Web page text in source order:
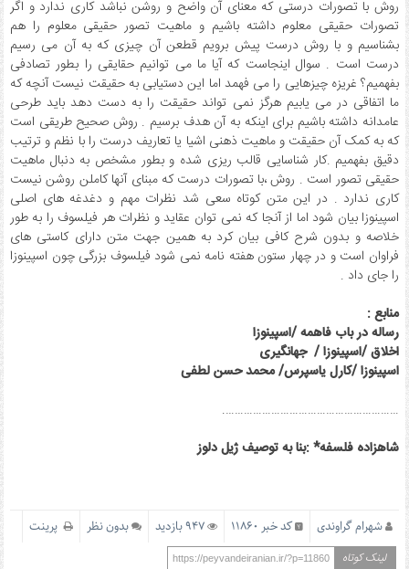
روش با تصورات درستی که معنای آن واضح و روشن نباشد کاری ندارد و اگر
تصورات حقیقی معلوم داشته باشیم و ماهیت تصور حقیقی معلوم را هم
بشناسیم و با روش درست پیش برویم قطعن آن چیزی که به آن می رسیم
درست است . سوال اینجاست که آیا ما می توانیم حقایقی را بطور تصادفی
بفهمیم؟ غریزه چیزهایی را می فهمد اما این دستیابی به حقیقت نیست آنچه که
ما اتفاقی در می یابیم هرگز نمی تواند حقیقت را به دست دهد باید طرحی
عامدانه داشته باشیم برای اینکه به آن هدف برسیم . روش صحیح طریقی است
که به کمک آن حقیقت و ماهیت ذهنی اشیا یا تعاریف درست را با نظم و ترتیب
دقیق بفهمیم .کار شناسایی قالب ریزی شده و بطور مشخص به دنبال ماهیت
حقیقی تصور است . روش ،با تصورات درست که مبنای آنها کاملن روشن نیست
کاری ندارد . در این متن کوتاه سعی شد نظرات مهم و دغدغه های اصلی
اسپینوزا بیان شود اما از آنجا که نمی توان عقاید و نظرات هر فیلسوف را به طور
خلاصه و بدون شرح کافی بیان کرد به همین جهت متن دارای کاستی های
فراوان است و در چهار ستون هفته نامه نمی شود فیلسوف بزرگی چون اسپینوزا
را جای داد .
منابع :
رساله در باب فاهمه /اسپینوزا
اخلاق /اسپینوزا / جهانگیری
اسپینوزا /کارل یاسپرس/ محمد حسن لطفی
………………………………………………….
شاهزاده فلسفه* :بنا به توصیف ژیل دلوز
شهرام گراوندی کد خبر 11860 947 بازدید بدون نظر پرینت
لینک کوتاه https://peyvandeiranian.ir/?p=11860